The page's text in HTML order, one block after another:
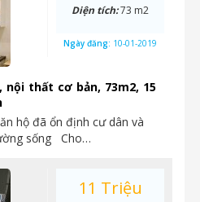
nội thất cơ bản, 73m2, 15
hộ đã ổn định cư dân và
sống Cho…
Diện tích:73 m2
Ngày đăng: 10-01-2019
11 Triệu